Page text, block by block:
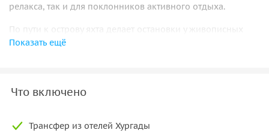
релакса, так и для поклонников активного отдыха.
По пути к острову яхта делает остановки у живописных
коралловых рифов. Участники экскурсии смогут поплавать
отдыхом на борту яхты подаётся сытный обед.
комплекс под своё настроение — каждый из них
Показать ещё
Что включено
Трансфер из отелей Хургады